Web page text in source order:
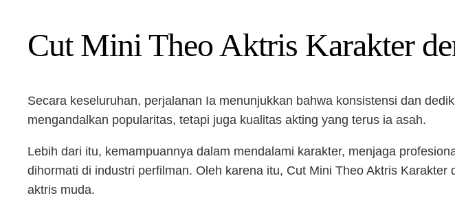
Cut Mini Theo Aktris Karakter
Secara keseluruhan, perjalanan Ia menunjukkan bahwa konsistensi dan
mengandalkan popularitas, tetapi juga kualitas akting yang terus ia asah.
Lebih dari itu, kemampuannya dalam mendalami karakter, menjaga
dihormati di industri perfilman. Oleh karena itu, Cut Mini Theo Aktris Karakter
aktris muda.